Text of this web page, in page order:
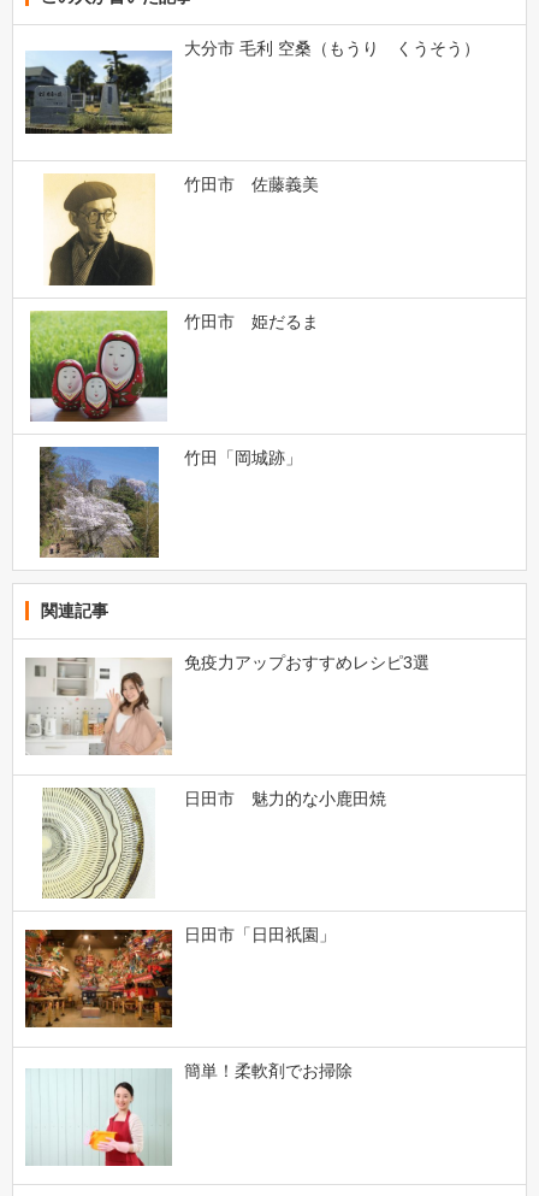
大分市 毛利 空桑（もうり くうそう）
竹田市 佐藤義美
竹田市 姫だるま
竹田「岡城跡」
関連記事
免疫力アップおすすめレシピ3選
日田市 魅力的な小鹿田焼
日田市「日田祇園」
簡単！柔軟剤でお掃除